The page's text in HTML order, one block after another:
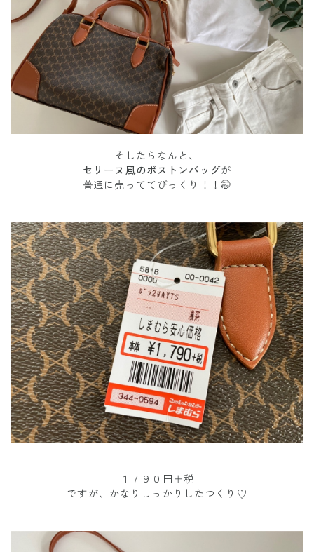
そしたらなんと、
セリーヌ風のボストンバッグが
普通に売っててびっくり！！🤭
１７９０円＋税
ですが、かなりしっかりしたつくり♡